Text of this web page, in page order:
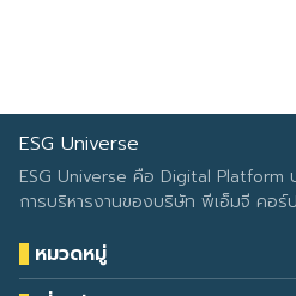
ESG Universe
ESG Universe คือ Digital Platform
การบริหารงานของบริษัท พีเอ็มจี คอร์
หมวดหมู่
Health & Wellness